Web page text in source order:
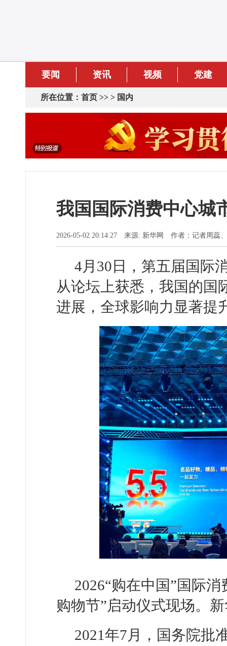
要闻 资讯 视频 党建
所在位置： 首页 >> > 国内
我国国际消费中心城
2026-05-02 20:14:27 来源: 新华网 作者：记者周蕊
4月30日，第五届国际
从论坛上获悉，我国的国
进展，全球影响力显著提
2026“购在中国”国际
购物节”启动仪式现场。
2021年7月，国务院批